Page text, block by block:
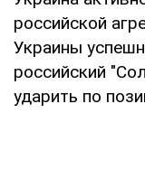
российской
Украины
российский
ударить по